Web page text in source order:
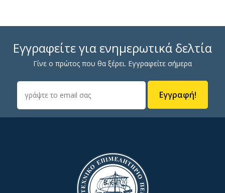
Εγγραφείτε για ενημερωτικά δελτία
Γίνε ο πρώτος που θα ξέρει. Εγγραφείτε σήμερα
Εγγραφή!